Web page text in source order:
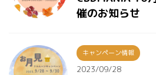
催のお知らせ
キャンペーン情報
2023/09/28